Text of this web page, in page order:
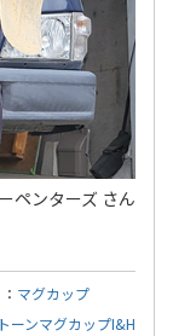
ペンターズ さん
マグカップ
ーンマグカップI&H